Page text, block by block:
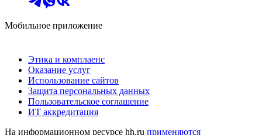
Мобильное приложение
Этика и комплаенс
Оказание услуг
Использование сайтов
Защита персональных данных
Пользовательское соглашение
ИТ аккредитация
На информационном ресурсе hh.ru применяются